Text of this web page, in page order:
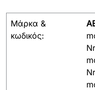
Μάρκα &
κωδικός: